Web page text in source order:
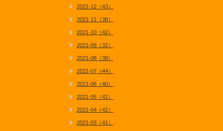
2021-12（43）
2021-11（38）
2021-10（42）
2021-09（32）
2021-08（38）
2021-07（44）
2021-06（40）
2021-05（41）
2021-04（42）
2021-03（41）